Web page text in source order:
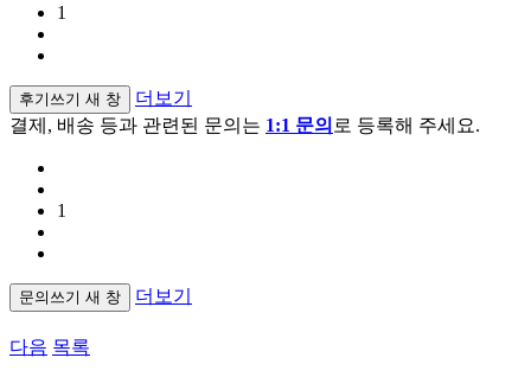
1
후기쓰기 새 창
더보기
결제, 배송 등과 관련된 문의는 1:1 문의 로 등록해 주세요.
1
문의쓰기 새 창 더보기
다음 목록